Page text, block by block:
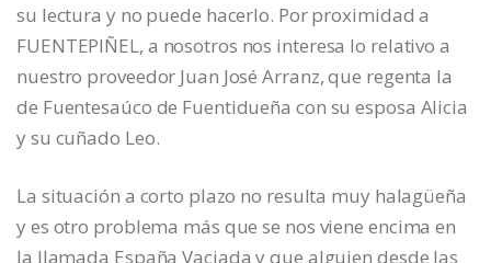
su lectura y no puede hacerlo. Por proximidad a
FUENTEPIÑEL, a nosotros nos interesa lo relativo a
nuestro proveedor Juan José Arranz, que regenta la
de Fuentesaúco de Fuentidueña con su esposa Alicia
y su cuñado Leo.
La situación a corto plazo no resulta muy halagüeña
y es otro problema más que se nos viene encima en
la llamada España Vaciada y que alguien desde las